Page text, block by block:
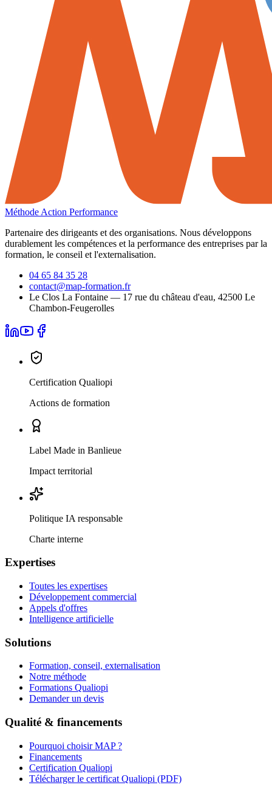
Méthode Action Performance
Partenaire des dirigeants et des organisations. Nous développons
durablement les compétences et la performance des entreprises par la
formation, le conseil et l'externalisation.
04 65 84 35 28
contact@map-formation.fr
Le Clos La Fontaine — 17 rue du château d'eau, 42500 Le
Chambon-Feugerolles
Certification Qualiopi
Actions de formation
Label Made in Banlieue
Impact territorial
Politique IA responsable
Charte interne
Expertises
Toutes les expertises
Développement commercial
Appels d'offres
Intelligence artificielle
Solutions
Formation, conseil, externalisation
Notre méthode
Formations Qualiopi
Demander un devis
Qualité & financements
Pourquoi choisir MAP ?
Financements
Certification Qualiopi
Télécharger le certificat Qualiopi (PDF)